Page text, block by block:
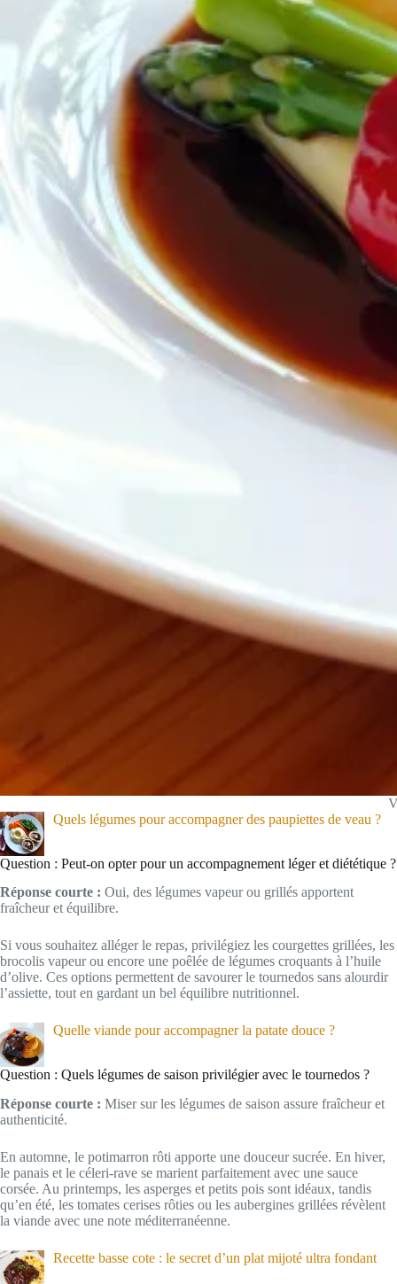
Quels légumes pour accompagner des paupiettes de veau ?
Question : Peut-on opter pour un accompagnement léger et diététique ?
Réponse courte : Oui, des légumes vapeur ou grillés apportent
fraîcheur et équilibre.
Si vous souhaitez alléger le repas, privilégiez les courgettes grillées, les
brocolis vapeur ou encore une poêlée de légumes croquants à l’huile
d’olive. Ces options permettent de savourer le tournedos sans alourdir
l’assiette, tout en gardant un bel équilibre nutritionnel.
Quelle viande pour accompagner la patate douce ?
Question : Quels légumes de saison privilégier avec le tournedos ?
Réponse courte : Miser sur les légumes de saison assure fraîcheur et
authenticité.
En automne, le potimarron rôti apporte une douceur sucrée. En hiver,
le panais et le céleri-rave se marient parfaitement avec une sauce
corsée. Au printemps, les asperges et petits pois sont idéaux, tandis
qu’en été, les tomates cerises rôties ou les aubergines grillées révèlent
la viande avec une note méditerranéenne.
Recette basse cote : le secret d’un plat mijoté ultra fondant